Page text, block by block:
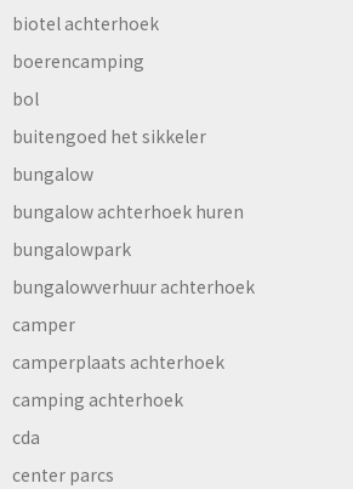
biotel achterhoek
boerencamping
bol
buitengoed het sikkeler
bungalow
bungalow achterhoek huren
bungalowpark
bungalowverhuur achterhoek
camper
camperplaats achterhoek
camping achterhoek
cda
center parcs